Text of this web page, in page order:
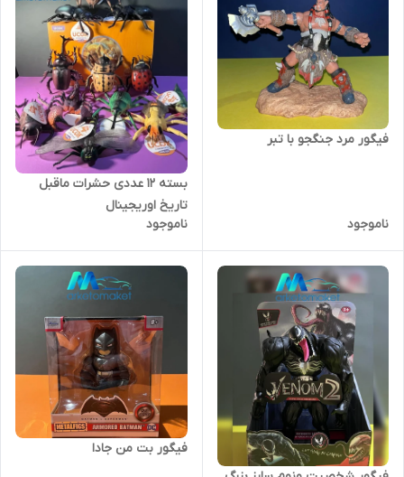
فیگور مرد جنگجو با تبر
ناموجود
بسته ۱۲ عددی حشرات ماقبل
تاریخ اوریجینال
ناموجود
فیگور بت من جادا